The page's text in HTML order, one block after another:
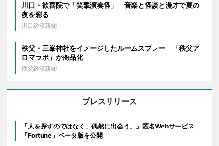
川口・歓喜院で「笑撃演奏怪」 音楽と怪談と漫才で夏の
夜を彩る
川口経済新聞
秩父・三峯神社をイメージしたルームスプレー 「秩父ア
ロマラボ」が商品化
秩父経済新聞
プレスリリース
「人を探すのではなく、偶然に出会う。」匿名Webサービス
「Fortune」ベータ版を公開